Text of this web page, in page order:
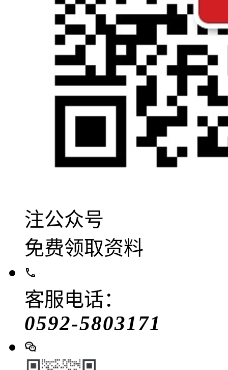
注公众号
免费领取资料
客服电话：
0592-5803171